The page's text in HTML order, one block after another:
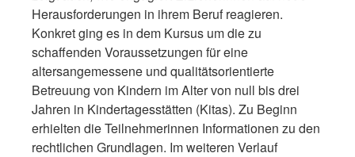
Herausforderungen in ihrem Beruf reagieren.
Konkret ging es in dem Kursus um die zu
schaffenden Voraussetzungen für eine
altersangemessene und qualitätsorientierte
Betreuung von Kindern im Alter von null bis drei
Jahren in Kindertagesstätten (Kitas). Zu Beginn
erhielten die Teilnehmerinnen Informationen zu den
rechtlichen Grundlagen. Im weiteren Verlauf